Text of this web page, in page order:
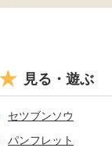
見る・遊ぶ
セツブンソウ
パンフレット